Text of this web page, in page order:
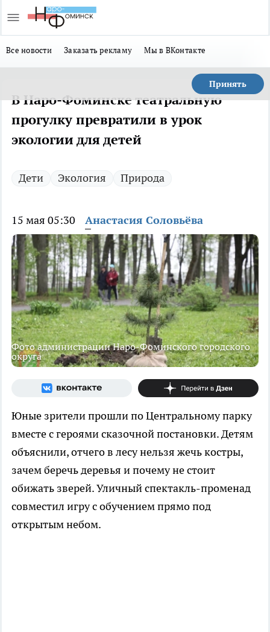
Все новости Заказать рекламу Мы в ВКонтакте
Принять
В Наро-Фоминске театральную
прогулку превратили в урок
экологии для детей
Дети Экология Природа
15 мая 05:30 Анастасия Соловьёва
Фото администрации Наро-Фоминского городского
округа
Юные зрители прошли по Центральному парку
вместе с героями сказочной постановки. Детям
объяснили, отчего в лесу нельзя жечь костры,
зачем беречь деревья и почему не стоит
обижать зверей. Уличный спектакль-променад
совместил игру с обучением прямо под
открытым небом.